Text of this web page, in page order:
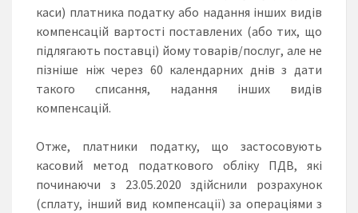
каси) платника податку або надання інших видів
компенсацій вартості поставлених (або тих, що
підлягають поставці) йому товарів/послуг, але не
пізніше ніж через 60 календарних днів з дати
такого списання, надання інших видів
компенсацій.
Отже, платники податку, що застосовують
касовий метод податкового обліку ПДВ, які
починаючи з 23.05.2020 здійснили розрахунок
(сплату, інший вид компенсації) за операціями з